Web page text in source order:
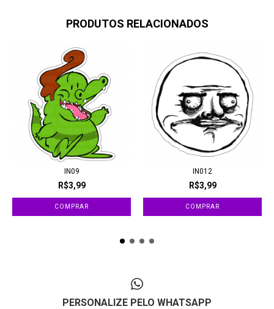
PRODUTOS RELACIONADOS
IN09
R$3,99
IN012
R$3,99
PERSONALIZE PELO WHATSAPP